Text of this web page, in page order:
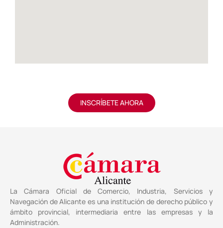
INSCRÍBETE AHORA
La Cámara Oficial de Comercio, Industria, Servicios y
Navegación de Alicante es una institución de derecho público y
ámbito provincial, intermediaria entre las empresas y la
Administración.